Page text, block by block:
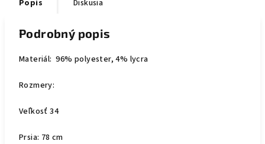
Popis Diskusia
Podrobný popis
Materiál: 96% polyester, 4% lycra
Rozmery:
Veľkosť 34
Prsia: 78 cm